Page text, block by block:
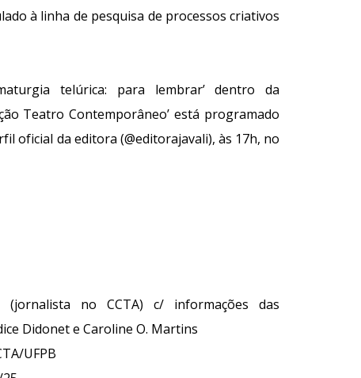
à linha de pesquisa de processos criativos
telúrica: para lembrar’ dentro da
Teatro Contemporâneo’ está programado
oficial da editora (@editorajavali), às 17h, no
(jornalista no CCTA) c/ informaçõesdas
Didonet e Caroline O. Martins
UFPB